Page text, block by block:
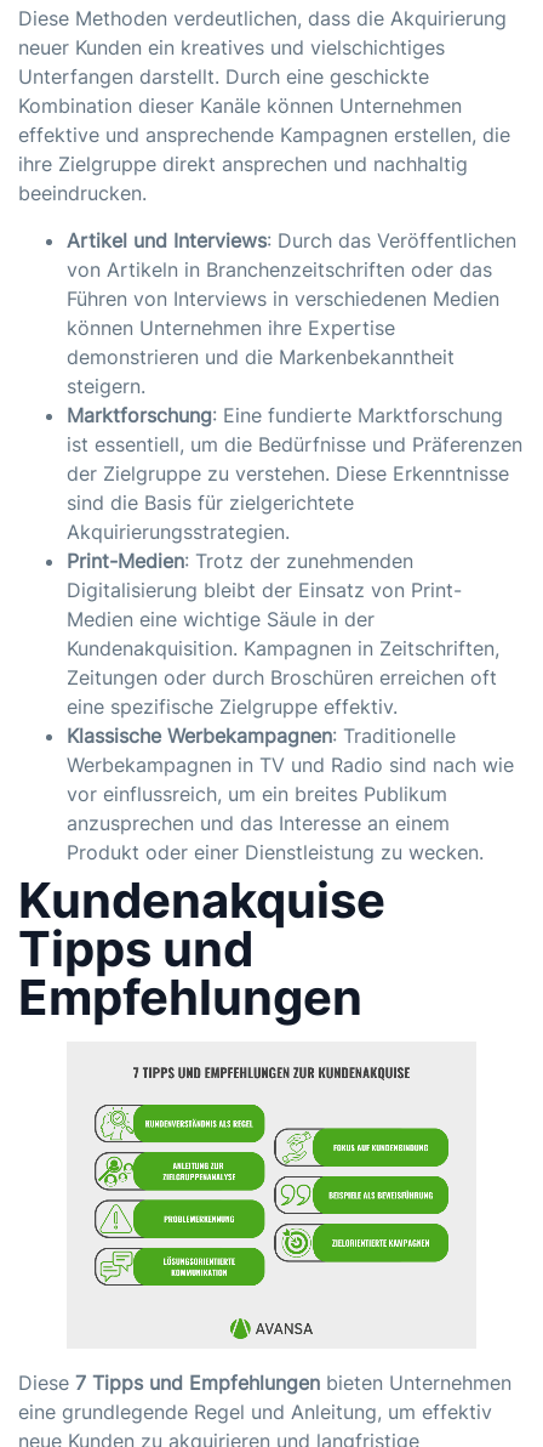
Diese Methoden verdeutlichen, dass die Akquirierung
neuer Kunden ein kreatives und vielschichtiges
Unterfangen darstellt. Durch eine geschickte
Kombination dieser Kanäle können Unternehmen
effektive und ansprechende Kampagnen erstellen, die
ihre Zielgruppe direkt ansprechen und nachhaltig
beeindrucken.
Artikel und Interviews: Durch das Veröffentlichen
von Artikeln in Branchenzeitschriften oder das
Führen von Interviews in verschiedenen Medien
können Unternehmen ihre Expertise
demonstrieren und die Markenbekanntheit
steigern.
Marktforschung: Eine fundierte Marktforschung
ist essentiell, um die Bedürfnisse und Präferenzen
der Zielgruppe zu verstehen. Diese Erkenntnisse
sind die Basis für zielgerichtete
Akquirierungsstrategien.
Print-Medien: Trotz der zunehmenden
Digitalisierung bleibt der Einsatz von Print-
Medien eine wichtige Säule in der
Kundenakquisition. Kampagnen in Zeitschriften,
Zeitungen oder durch Broschüren erreichen oft
eine spezifische Zielgruppe effektiv.
Klassische Werbekampagnen: Traditionelle
Werbekampagnen in TV und Radio sind nach wie
vor einflussreich, um ein breites Publikum
anzusprechen und das Interesse an einem
Produkt oder einer Dienstleistung zu wecken.
Kundenakquise
Tipps und
Empfehlungen
Diese 7 Tipps und Empfehlungen bieten Unternehmen
eine grundlegende Regel und Anleitung, um effektiv
neue Kunden zu akquirieren und langfristige